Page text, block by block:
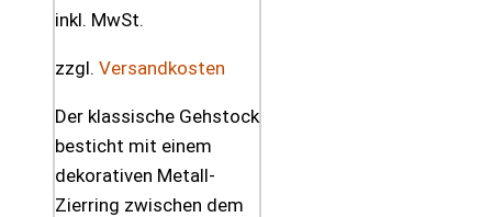
inkl. MwSt.
zzgl. Versandkosten
Der klassische Gehstock
besticht mit einem
dekorativen Metall-
Zierring zwischen dem